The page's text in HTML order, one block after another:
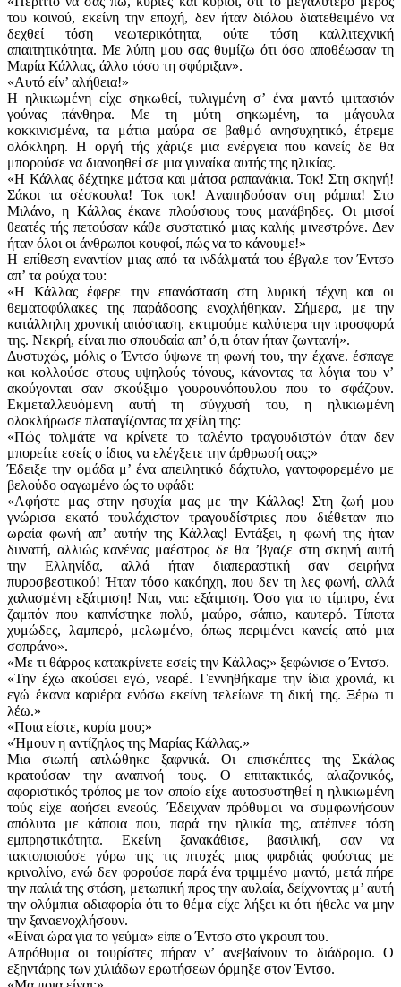
του κοινού, εκείνη την εποχή, δεν ήταν διόλου διατεθειμένο να
δεχθεί τόση νεωτερικότητα, ούτε τόση καλλιτεχνική
απαιτητικότητα. Με λύπη μου σας θυμίζω ότι όσο αποθέωσαν τη
Μαρία Κάλλας, άλλο τόσο τη σφύριξαν».
«Αυτό είν’ αλήθεια!»
Η ηλικιωμένη είχε σηκωθεί, τυλιγμένη σ’ ένα μαντό ιμιτασιόν
γούνας πάνθηρα. Με τη μύτη σηκωμένη, τα μάγουλα
κοκκινισμένα, τα μάτια μαύρα σε βαθμό ανησυχητικό, έτρεμε
ολόκληρη. Η οργή τής χάριζε μια ενέργεια που κανείς δε θα
μπορούσε να διανοηθεί σε μια γυναίκα αυτής της ηλικίας.
«Η Κάλλας δέχτηκε μάτσα και μάτσα ραπανάκια. Τοκ! Στη σκηνή!
Σάκοι τα σέσκουλα! Τοκ τοκ! Aναπηδούσαν στη ράμπα! Στο
Μιλάνο, η Κάλλας έκανε πλούσιους τους μανάβηδες. Οι μισοί
θεατές τής πετούσαν κάθε συστατικό μιας καλής μινεστρόνε. Δεν
ήταν όλοι οι άνθρωποι κουφοί, πώς να το κάνουμε!»
Η επίθεση εναντίον μιας από τα ινδάλματά του έβγαλε τον Έντσο
απ’ τα ρούχα του:
«Η Κάλλας έφερε την επανάσταση στη λυρική τέχνη και οι
θεματοφύλακες της παράδοσης ενοχλήθηκαν. Σήμερα, με την
κατάλληλη χρονική απόσταση, εκτιμούμε καλύτερα την προσφορά
της. Νεκρή, είναι πιο σπουδαία απ’ ό,τι όταν ήταν ζωντανή».
Δυστυχώς, μόλις ο Έντσο ύψωνε τη φωνή του, την έχανε. έσπαγε
και κολλούσε στους υψηλούς τόνους, κάνοντας τα λόγια του ν’
ακούγονται σαν σκούξιμο γουρουνόπουλου που το σφάζουν.
Eκμεταλλευόμενη αυτή τη σύγχυσή του, η ηλικιωμένη
ολοκλήρωσε πλαταγίζοντας τα χείλη της:
«Πώς τολμάτε να κρίνετε το ταλέντο τραγουδιστών όταν δεν
μπορείτε εσείς ο ίδιος να ελέγξετε την άρθρωσή σας;»
Έδειξε την ομάδα μ’ ένα απειλητικό δάχτυλο, γαντοφορεμένο με
βελούδο φαγωμένο ώς το υφάδι:
«Αφήστε μας στην ησυχία μας με την Κάλλας! Στη ζωή μου
γνώρισα εκατό τουλάχιστον τραγουδίστριες που διέθεταν πιο
ωραία φωνή απ’ αυτήν της Κάλλας! Εντάξει, η φωνή της ήταν
δυνατή, αλλιώς κανένας μαέστρος δε θα ’βγαζε στη σκηνή αυτή
την Ελληνίδα, αλλά ήταν διαπεραστική σαν σειρήνα
πυροσβεστικού! Ήταν τόσο κακόηχη, που δεν τη λες φωνή, αλλά
χαλασμένη εξάτμιση! Ναι, ναι: εξάτμιση. Όσο για το τίμπρο, ένα
ζαμπόν που καπνίστηκε πολύ, μαύρο, σάπιο, καυτερό. Τίποτα
χυμώδες, λαμπερό, μελωμένο, όπως περιμένει κανείς από μια
σοπράνο».
«Με τι θάρρος κατακρίνετε εσείς την Κάλλας;» ξεφώνισε ο Έντσο.
«Την έχω ακούσει εγώ, νεαρέ. Γεννηθήκαμε την ίδια χρονιά, κι
εγώ έκανα καριέρα ενόσω εκείνη τελείωνε τη δική της. Ξέρω τι
λέω.»
«Ποια είστε, κυρία μου;»
«Ήμουν η αντίζηλος της Μαρίας Κάλλας.»
Μια σιωπή απλώθηκε ξαφνικά. Οι επισκέπτες της Σκάλας
κρατούσαν την αναπνοή τους. Ο επιτακτικός, αλαζονικός,
αφοριστικός τρόπος με τον οποίο είχε αυτοσυστηθεί η ηλικιωμένη
τούς είχε αφήσει ενεούς. Έδειχναν πρόθυμοι να συμφωνήσουν
απόλυτα με κάποια που, παρά την ηλικία της, απέπνεε τόση
εμπρηστικότητα. Εκείνη ξανακάθισε, βασιλική, σαν να
τακτοποιούσε γύρω της τις πτυχές μιας φαρδιάς φούστας με
κρινολίνο, ενώ δεν φορούσε παρά ένα τριμμένο μαντό, μετά πήρε
την παλιά της στάση, μετωπική προς την αυλαία, δείχνοντας μ’ αυτή
την ολύμπια αδιαφορία ότι το θέμα είχε λήξει κι ότι ήθελε να μην
την ξαναενοχλήσουν.
«Είναι ώρα για το γεύμα» είπε ο Έντσο στο γκρουπ του.
Απρόθυμα οι τουρίστες πήραν ν’ ανεβαίνουν το διάδρομο. Ο
εξηντάρης των χιλιάδων ερωτήσεων όρμηξε στον Έντσο.